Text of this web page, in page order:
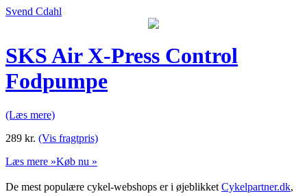
Svend Cdahl
SKS Air X-Press Control
Fodpumpe
(Læs mere)
289 kr. (Vis fragtpris)
Læs mere »Køb nu »
De mest populære cykel-webshops er i øjeblikket Cykelpartner.dk,